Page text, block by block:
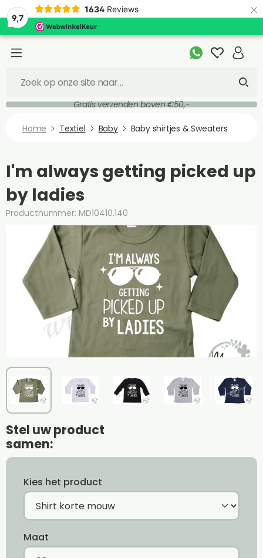
9,7
1634 Reviews ×
Gratis verzenden boven €50,-
Home Textiel Baby Baby shirtjes & Sweaters
I'm always getting picked up
by ladies
Productnummer: MD10410.140
Stel uw product
samen:
Kies het product
Maat